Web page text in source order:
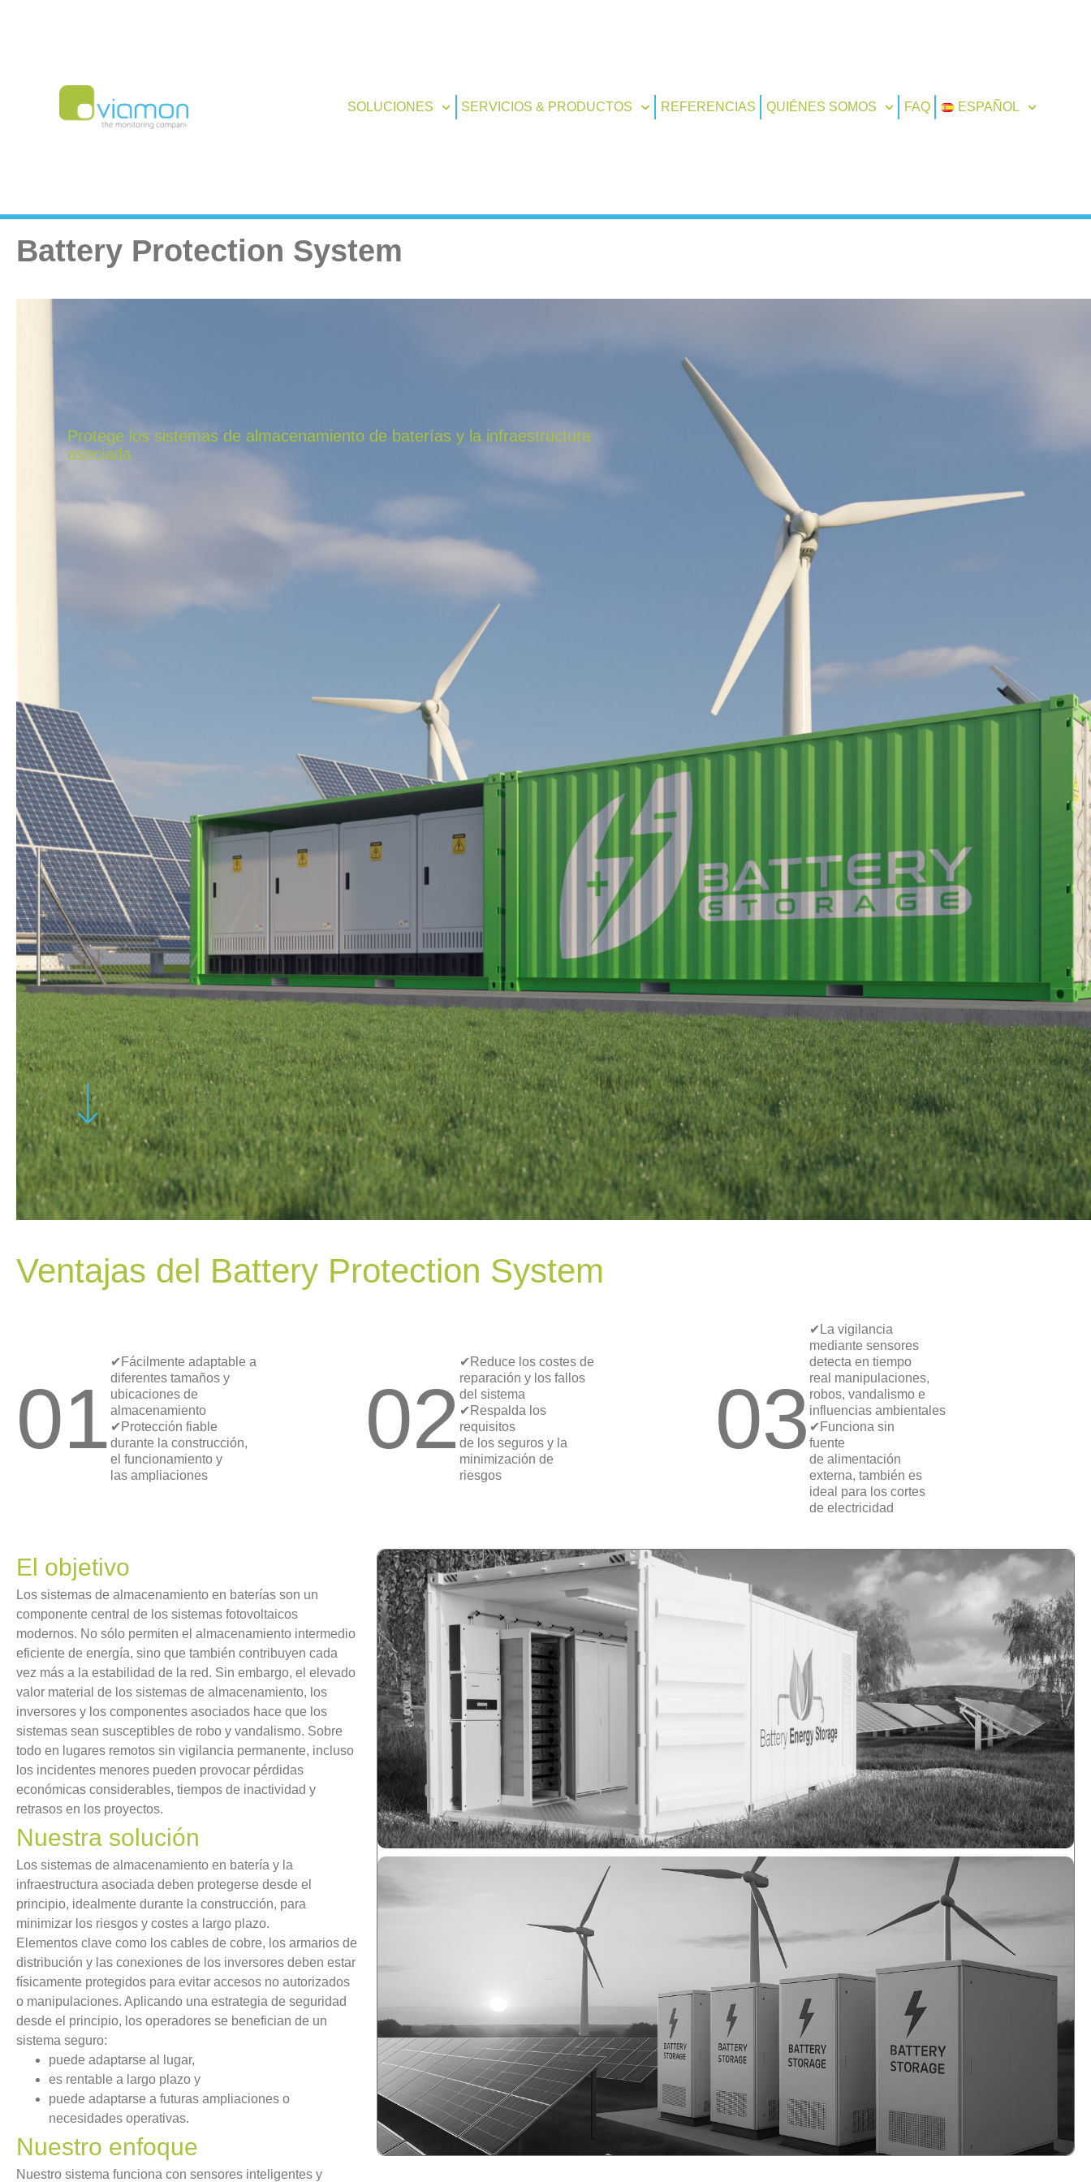
SOLUCIONES SERVICIOS & PRODUCTOS REFERENCIAS QUIÉNES SOMOS FAQ ESPAÑOL
Battery Protection System
Protege los sistemas de almacenamiento de baterías y la infraestructura
asociada
Ventajas del Battery Protection System
01
✔Fácilmente adaptable a
diferentes tamaños y
ubicaciones de
almacenamiento
✔Protección fiable
durante la construcción,
el funcionamiento y
las ampliaciones
02
✔Reduce los costes de
reparación y los fallos
del sistema
✔Respalda los
requisitos
de los seguros y la
minimización de
riesgos
03
✔La vigilancia
mediante sensores
detecta en tiempo
real manipulaciones,
robos, vandalismo e
influencias ambientales
✔Funciona sin
fuente
de alimentación
externa, también es
ideal para los cortes
de electricidad
El objetivo
Los sistemas de almacenamiento en baterías son un
componente central de los sistemas fotovoltaicos
modernos. No sólo permiten el almacenamiento intermedio
eficiente de energía, sino que también contribuyen cada
vez más a la estabilidad de la red. Sin embargo, el elevado
valor material de los sistemas de almacenamiento, los
inversores y los componentes asociados hace que los
sistemas sean susceptibles de robo y vandalismo. Sobre
todo en lugares remotos sin vigilancia permanente, incluso
los incidentes menores pueden provocar pérdidas
económicas considerables, tiempos de inactividad y
retrasos en los proyectos.
Nuestra solución
Los sistemas de almacenamiento en batería y la
infraestructura asociada deben protegerse desde el
principio, idealmente durante la construcción, para
minimizar los riesgos y costes a largo plazo.
Elementos clave como los cables de cobre, los armarios de
distribución y las conexiones de los inversores deben estar
físicamente protegidos para evitar accesos no autorizados
o manipulaciones. Aplicando una estrategia de seguridad
desde el principio, los operadores se benefician de un
sistema seguro:
puede adaptarse al lugar,
es rentable a largo plazo y
puede adaptarse a futuras ampliaciones o
necesidades operativas.
Nuestro enfoque
Nuestro sistema funciona con sensores inteligentes y